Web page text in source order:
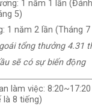
1 năm 1 lần
5)
1 năm 2 lần (Tháng 7
tổng thưởng 4.31
sẽ có sự biến động
làm việc:
là 8 tiếng)